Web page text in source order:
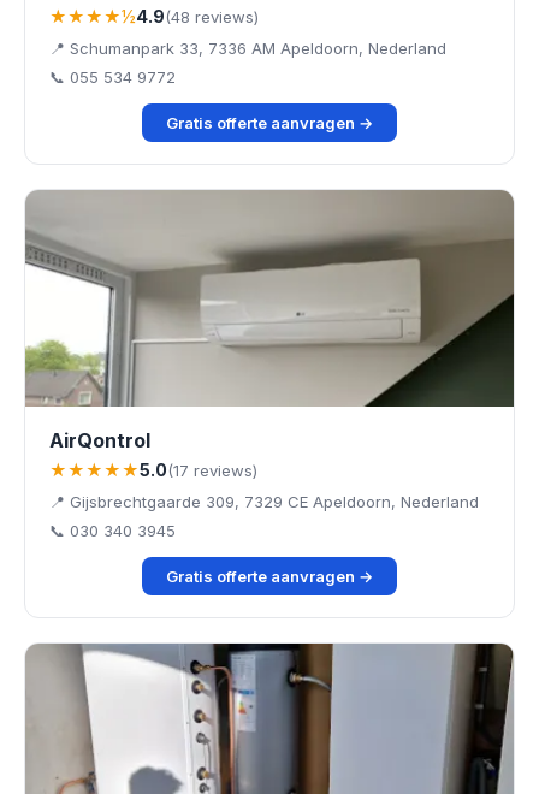
★★★★½4.9(48 reviews)
📍 Schumanpark 33, 7336 AM Apeldoorn, Nederland
📞 055 534 9772
Gratis offerte aanvragen →
AirQontrol
★★★★★5.0(17 reviews)
📍 Gijsbrechtgaarde 309, 7329 CE Apeldoorn, Nederland
📞 030 340 3945
Gratis offerte aanvragen →